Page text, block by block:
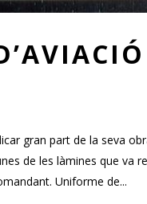
gran part de la seva
de les làmines que va
Uniforme de...